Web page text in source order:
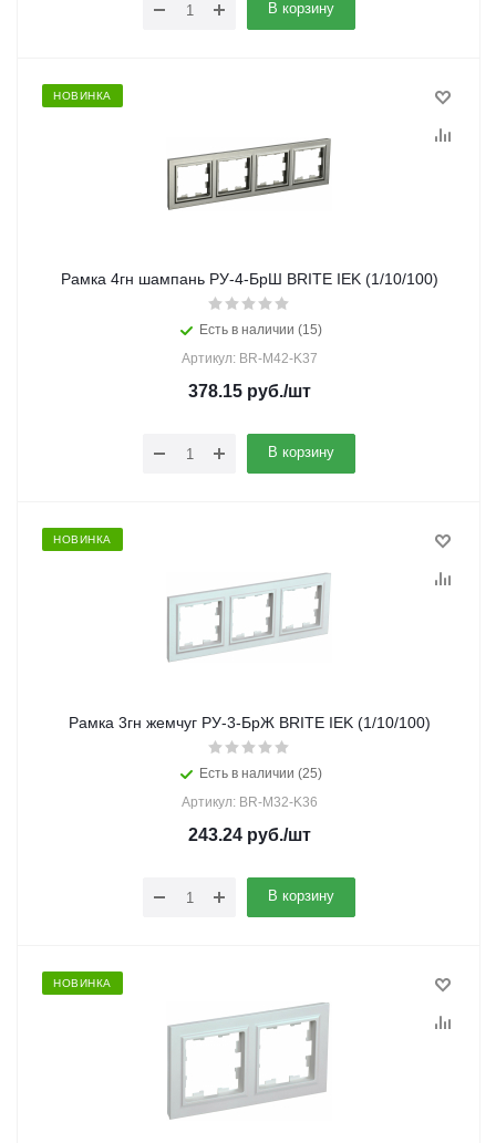
В корзину
НОВИНКА
Рамка 4гн шампань РУ-4-БрШ BRITE IEK (1/10/100)
Есть в наличии (15)
Артикул: BR-M42-K37
378.15руб./шт
В корзину
НОВИНКА
Рамка 3гн жемчуг РУ-3-БрЖ BRITE IEK (1/10/100)
Есть в наличии (25)
Артикул: BR-M32-K36
243.24руб./шт
В корзину
НОВИНКА